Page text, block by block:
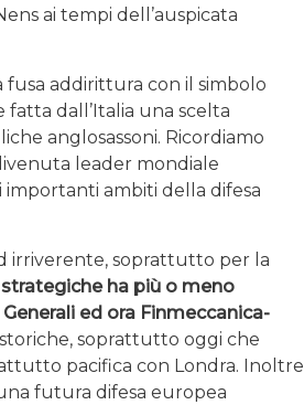
ai tempi dell’auspicata
fusa addirittura con il simbolo
fatta dall’Italia una scelta
anglosassoni. Ricordiamo
leader mondiale
importanti ambiti della difesa
irriverente, soprattutto per la
ha più o meno
ed ora Finmeccanica-
soprattutto oggi che
pacifica con Londra. Inoltre
futura difesa europea